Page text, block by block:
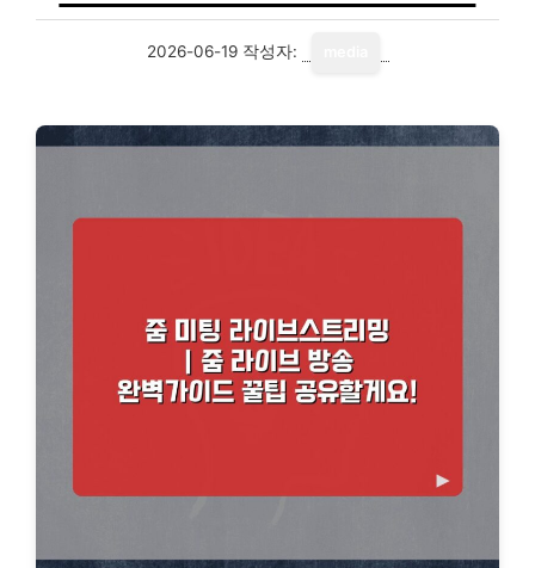
2026-06-19 작성자: